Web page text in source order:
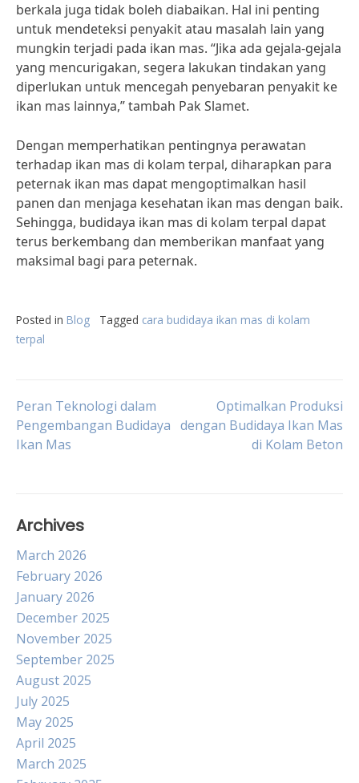
berkala juga tidak boleh diabaikan. Hal ini penting
untuk mendeteksi penyakit atau masalah lain yang
mungkin terjadi pada ikan mas. “Jika ada gejala-gejala
yang mencurigakan, segera lakukan tindakan yang
diperlukan untuk mencegah penyebaran penyakit ke
ikan mas lainnya,” tambah Pak Slamet.
Dengan memperhatikan pentingnya perawatan
terhadap ikan mas di kolam terpal, diharapkan para
peternak ikan mas dapat mengoptimalkan hasil
panen dan menjaga kesehatan ikan mas dengan baik.
Sehingga, budidaya ikan mas di kolam terpal dapat
terus berkembang dan memberikan manfaat yang
maksimal bagi para peternak.
Posted in Blog Tagged cara budidaya ikan mas di kolam
terpal
Post
navigation
Peran Teknologi dalam
Pengembangan Budidaya
Ikan Mas
Optimalkan Produksi
dengan Budidaya Ikan Mas
di Kolam Beton
Archives
March 2026
February 2026
January 2026
December 2025
November 2025
September 2025
August 2025
July 2025
May 2025
April 2025
March 2025